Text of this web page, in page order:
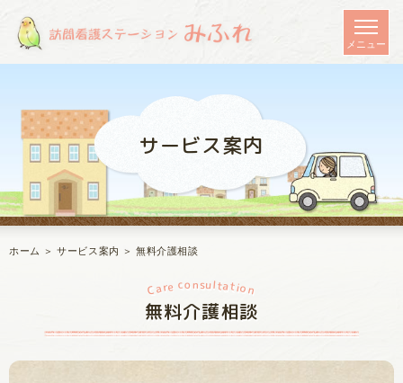
サービス案内
ホーム ＞ サービス案内 ＞ 無料介護相談
Care consultation
無料介護相談